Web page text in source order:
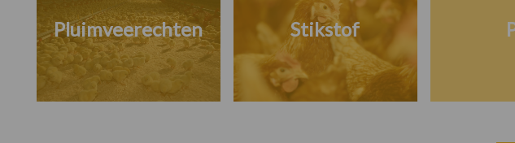
Pluimveerechten Stikstof